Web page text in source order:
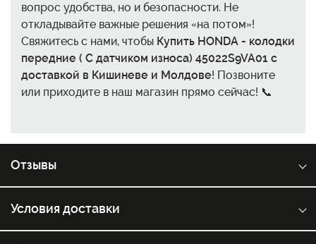
вопрос удобства, но и безопасности. Не
откладывайте важные решения «на потом»!
Свяжитесь с нами, чтобы Купить HONDA - колодки
передние ( С датчиком износа) 45022S9VA01 с
доставкой в Кишиневе и Молдове! Позвоните
или приходите в наш магазин прямо сейчас! 📞
Отзывы
Условия доставки